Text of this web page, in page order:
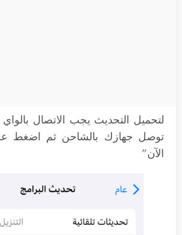
لتحميل التحديث يجب الاتصال
توصل جهازك بالشاحن ثم اضغط
الآن”